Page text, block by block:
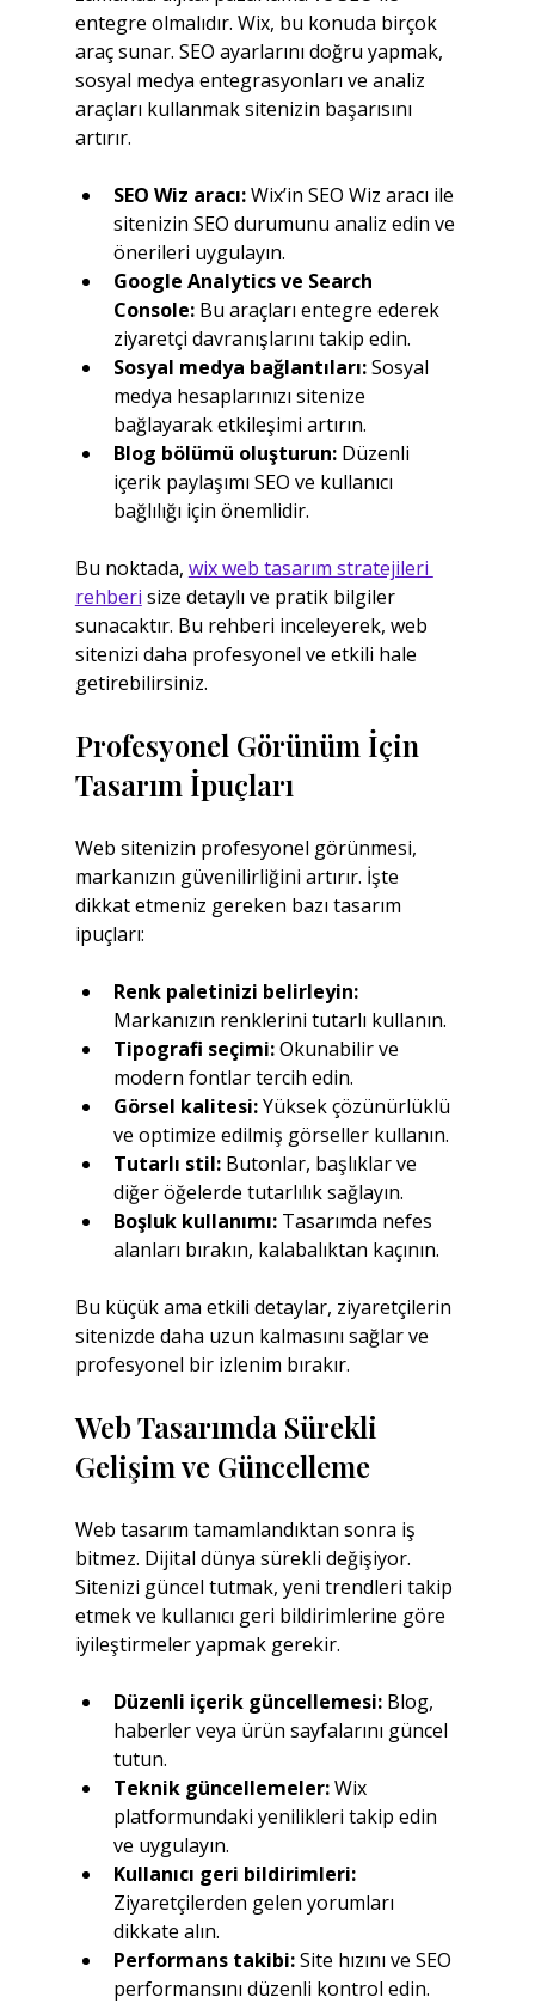
entegre olmalıdır. Wix, bu konuda birçok
araç sunar. SEO ayarlarını doğru yapmak,
sosyal medya entegrasyonları ve analiz
araçları kullanmak sitenizin başarısını
artırır.
SEO Wiz aracı: Wix’in SEO Wiz aracı ile
sitenizin SEO durumunu analiz edin ve
önerileri uygulayın.
Google Analytics ve Search
Console: Bu araçları entegre ederek
ziyaretçi davranışlarını takip edin.
Sosyal medya bağlantıları: Sosyal
medya hesaplarınızı sitenize
bağlayarak etkileşimi artırın.
Blog bölümü oluşturun: Düzenli
içerik paylaşımı SEO ve kullanıcı
bağlılığı için önemlidir.
Bu noktada, wix web tasarım stratejileri
rehberi size detaylı ve pratik bilgiler
sunacaktır. Bu rehberi inceleyerek, web
sitenizi daha profesyonel ve etkili hale
getirebilirsiniz.
Profesyonel Görünüm İçin
Tasarım İpuçları
Web sitenizin profesyonel görünmesi,
markanızın güvenilirliğini artırır. İşte
dikkat etmeniz gereken bazı tasarım
ipuçları:
Renk paletinizi belirleyin:
Markanızın renklerini tutarlı kullanın.
Tipografi seçimi: Okunabilir ve
modern fontlar tercih edin.
Görsel kalitesi: Yüksek çözünürlüklü
ve optimize edilmiş görseller kullanın.
Tutarlı stil: Butonlar, başlıklar ve
diğer öğelerde tutarlılık sağlayın.
Boşluk kullanımı: Tasarımda nefes
alanları bırakın, kalabalıktan kaçının.
Bu küçük ama etkili detaylar, ziyaretçilerin
sitenizde daha uzun kalmasını sağlar ve
profesyonel bir izlenim bırakır.
Web Tasarımda Sürekli
Gelişim ve Güncelleme
Web tasarım tamamlandıktan sonra iş
bitmez. Dijital dünya sürekli değişiyor.
Sitenizi güncel tutmak, yeni trendleri takip
etmek ve kullanıcı geri bildirimlerine göre
iyileştirmeler yapmak gerekir.
Düzenli içerik güncellemesi: Blog,
haberler veya ürün sayfalarını güncel
tutun.
Teknik güncellemeler: Wix
platformundaki yenilikleri takip edin
ve uygulayın.
Kullanıcı geri bildirimleri:
Ziyaretçilerden gelen yorumları
dikkate alın.
Performans takibi: Site hızını ve SEO
performansını düzenli kontrol edin.